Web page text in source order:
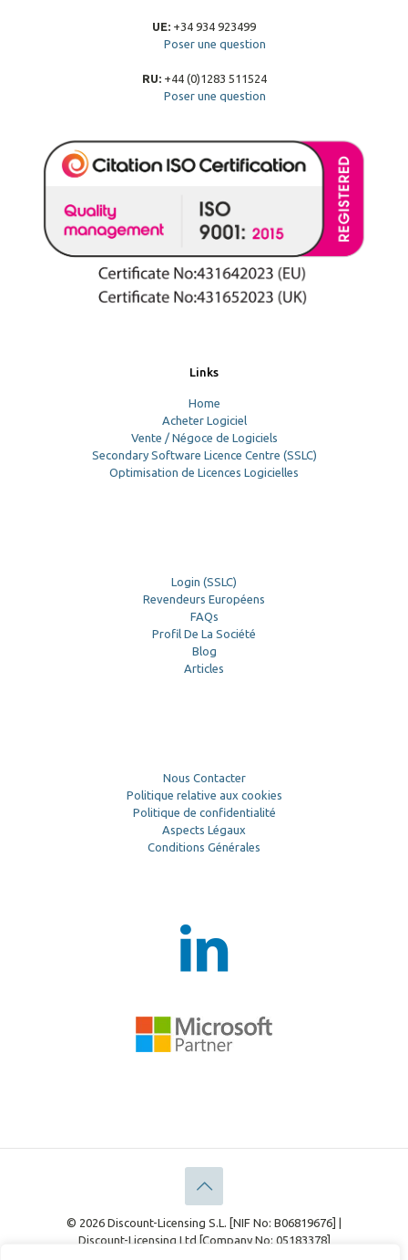
UE: +34 934 923499
Poser une question
RU:+44 (0)1283 511524
Poser une question
Links
Home
Acheter Logiciel
Vente / Négoce de Logiciels
Secondary Software Licence Centre (SSLC)
Optimisation de Licences Logicielles
Login (SSLC)
Revendeurs Européens
FAQs
Profil De La Société
Blog
Articles
Nous Contacter
Politique relative aux cookies
Politique de confidentialité
Aspects Légaux
Conditions Générales
© 2026 Discount-Licensing S.L. [NIF No: B06819676] |
Discount-Licensing Ltd [Company No: 05183378]